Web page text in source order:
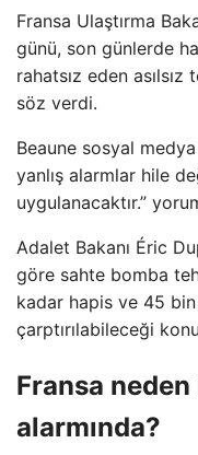
Fransa Ulaştırma
günü, son günlerde
rahatsız eden
söz verdi.
Beaune sosyal medya
yanlış alarmlar hile
uygulanacaktır.”
Adalet Bakanı Éric
göre sahte bomba
kadar hapis ve 45
çarptırılabileceği
Fransa
alarmında?